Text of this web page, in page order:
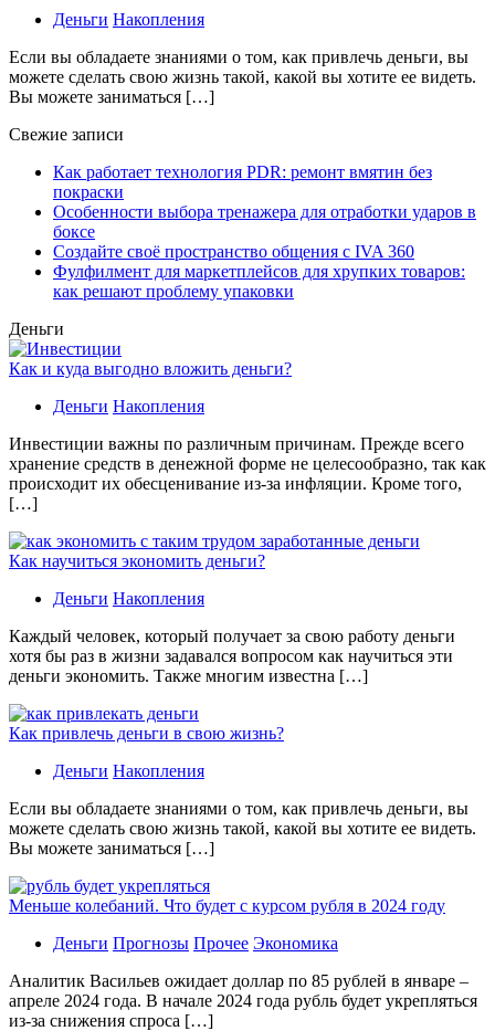
Деньги Накопления
Если вы обладаете знаниями о том, как привлечь деньги, вы
можете сделать свою жизнь такой, какой вы хотите ее видеть.
Вы можете заниматься […]
Свежие записи
Как работает технология PDR: ремонт вмятин без
покраски
Особенности выбора тренажера для отработки ударов в
боксе
Создайте своё пространство общения с IVA 360
Фулфилмент для маркетплейсов для хрупких товаров:
как решают проблему упаковки
Деньги
Как и куда выгодно вложить деньги?
Деньги Накопления
Инвестиции важны по различным причинам. Прежде всего
хранение средств в денежной форме не целесообразно, так как
происходит их обесценивание из-за инфляции. Кроме того,
[…]
Как научиться экономить деньги?
Деньги Накопления
Каждый человек, который получает за свою работу деньги
хотя бы раз в жизни задавался вопросом как научиться эти
деньги экономить. Также многим известна […]
Как привлечь деньги в свою жизнь?
Деньги Накопления
Если вы обладаете знаниями о том, как привлечь деньги, вы
можете сделать свою жизнь такой, какой вы хотите ее видеть.
Вы можете заниматься […]
Меньше колебаний. Что будет с курсом рубля в 2024 году
Деньги Прогнозы Прочее Экономика
Аналитик Васильев ожидает доллар по 85 рублей в январе –
апреле 2024 года. В начале 2024 года рубль будет укрепляться
из-за снижения спроса […]